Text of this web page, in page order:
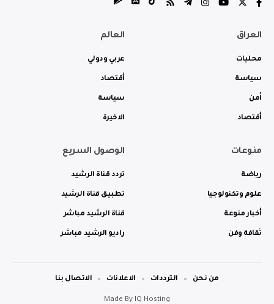
العراق
محليات
سياسة
أمن
أقتصاد
العالم
عربي ودولي
أقتصاد
سياسة
الاخيرة
منوعات
رياضة
علوم وتكنولوجيا
أخبار منوعة
ثقافة وفن
الوصول السريع
تردد قناة الرشيد
تطبيق قناة الرشيد
قناة الرشيد مباشر
راديو الرشيد مباشر
Made By IQ Hosting
من نحن الترددات الاعلانات الاتصال بنا